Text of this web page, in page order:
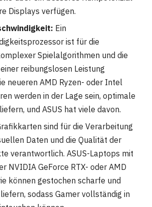
Displays verfügen.
Ein
ist für die
Spielalgorithmen und die
reibungslosen Leistung
neueren AMD Ryzen- oder Intel
werden in der Lage sein, optimale
und ASUS hat viele davon.
sind für die Verarbeitung
Daten und die Qualität der
verantwortlich. ASUS-Laptops mit
NVIDIA GeForce RTX- oder AMD
können gestochen scharfe und
sodass Gamer vollständig in